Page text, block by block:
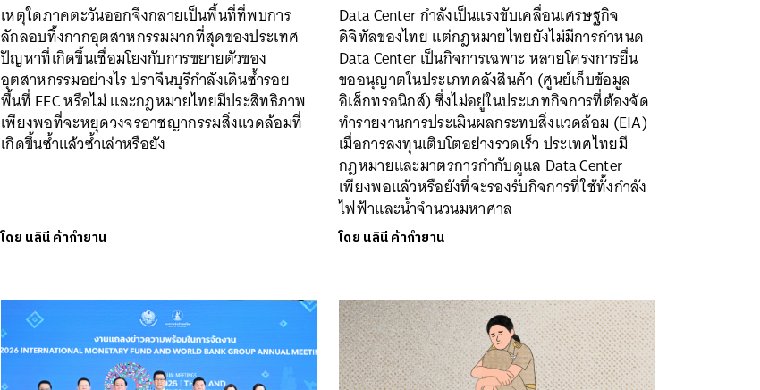
เหตุใดภาคตะวันออกจึงกลายเป็นพื้นที่ที่พบการ
ลักลอบทิ้งกากอุตสาหกรรมมากที่สุดของประเทศ
ปัญหาที่เกิดขึ้นเชื่อมโยงกับการขยายตัวของ
อุตสาหกรรมอย่างไร ปราจีนบุรีกำลังเดินซ้ำรอย
พื้นที่ EEC หรือไม่ และกฎหมายไทยมีประสิทธิภาพ
เพียงพอที่จะหยุดวงจรอาชญากรรมสิ่งแวดล้อมที่
เกิดขึ้นซ้ำแล้วซ้ำเล่าหรือยัง
โดย นลินี ค้ากำยาน
Data Center กำลังเป็นแรงขับเคลื่อนเศรษฐกิจ
ดิจิทัลของไทย แต่กฎหมายไทยยังไม่มีการกำหนด
Data Center เป็นกิจการเฉพาะ หลายโครงการยื่น
ขออนุญาตในประเภทคลังสินค้า (ศูนย์เก็บข้อมูล
อิเล็กทรอนิกส์) ซึ่งไม่อยู่ในประเภทกิจการที่ต้องจัด
ทำรายงานการประเมินผลกระทบสิ่งแวดล้อม (EIA)
เมื่อการลงทุนเติบโตอย่างรวดเร็ว ประเทศไทยมี
กฎหมายและมาตรการกำกับดูแล Data Center
เพียงพอแล้วหรือยังที่จะรองรับกิจการที่ใช้ทั้งกำลัง
ไฟฟ้าและน้ำจำนวนมหาศาล
โดย นลินี ค้ากำยาน